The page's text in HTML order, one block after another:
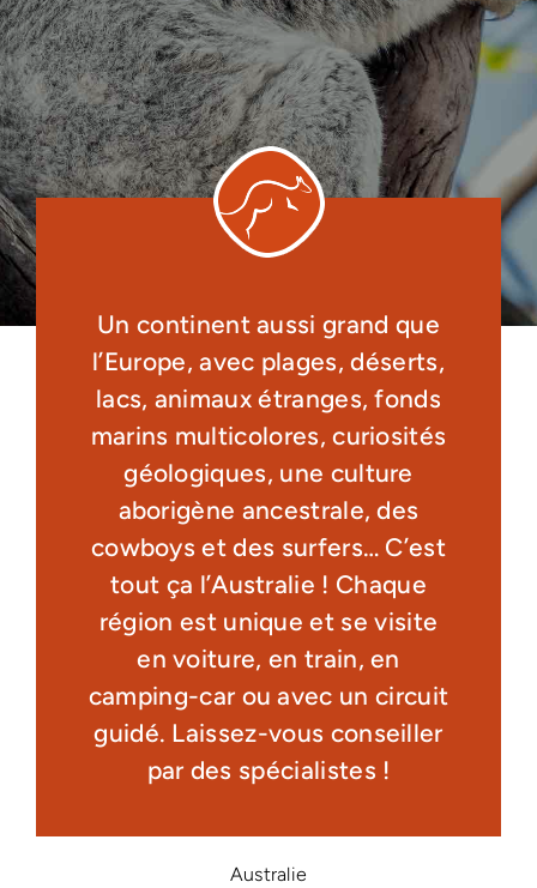
Un continent aussi grand que
l’Europe, avec plages, déserts,
lacs, animaux étranges, fonds
marins multicolores, curiosités
géologiques, une culture
aborigène ancestrale, des
cowboys et des surfers… C’est
tout ça l’Australie ! Chaque
région est unique et se visite
en voiture, en train, en
camping-car ou avec un circuit
guidé. Laissez-vous conseiller
par des spécialistes !
Australie